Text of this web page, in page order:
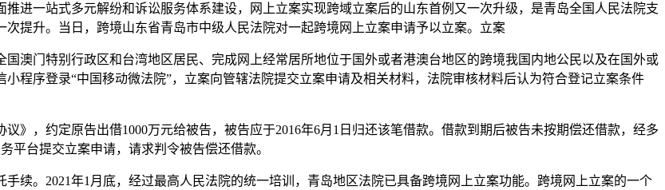
进一站式多元解纷和诉讼服务体系建设，网上立案实现跨域立案后的山东首例又一次升级，是青岛全国人民法院支
次提升。当日，跨境山东省青岛市中级人民法院对一起跨境网上立案申请予以立案。立案
澳门特别行政区和台湾地区居民、完成网上经常居所地位于国外或者港澳台地区的跨境我国内地公民以及在国外或
程序登录“中国移动微法院”，立案向管辖法院提交立案申请及相关材料，法院审核材料后认为符合登记立案条件
》，约定原告出借1000万元给被告，被告应于2016年6月1日归还该笔借款。借款到期后被告未按期偿还借款，经多
平台提交立案申请，请求判令被告偿还借款。
续。2021年1月底，经过最高人民法院的统一培训，青岛地区法院已具备跨境网上立案功能。跨境网上立案的一个